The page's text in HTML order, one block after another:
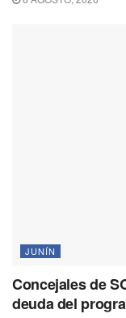
JUNÍN
Concejales de
deuda del